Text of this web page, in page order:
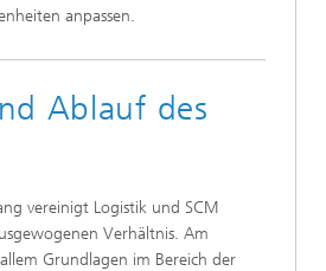
anpassen.
Ablauf des
vereinigt Logistik und SCM
Verhältnis. Am
Grundlagen im Bereich der